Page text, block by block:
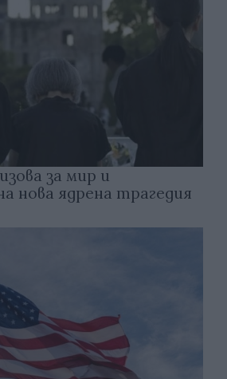
за мир и
нова ядрена трагедия